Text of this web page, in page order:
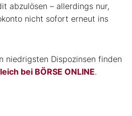
abzulösen – allerdings nur,
nicht sofort erneut ins
niedrigsten Dispozinsen finden
bei BÖRSE ONLINE.